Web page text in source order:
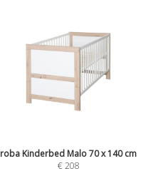
roba Kinderbed Malo 70 x 140 cm
€208